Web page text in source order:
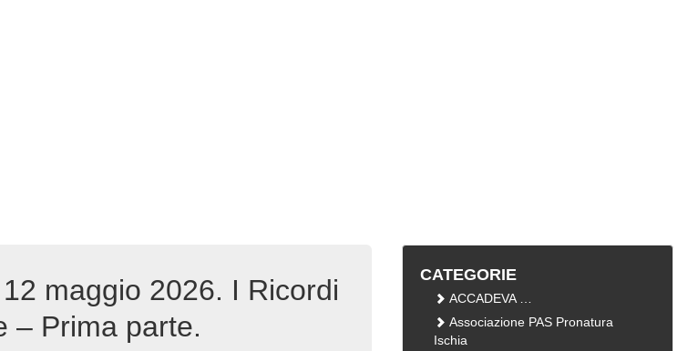
maggio 2026. I Ricordi
– Prima parte.
CATEGORIE
ACCADEVA …
Associazione PAS Pronatura
Ischia